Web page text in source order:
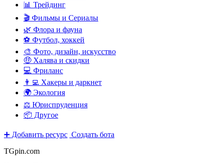
📊 Трейдинг
🎬 Фильмы и Сериалы
🌿 Флора и фауна
⚽ Футбол, хоккей
🎨 Фото, дизайн, искусство
🤑 Халява и скидки
💻 Фриланс
👨‍💻 Хакеры и даркнет
🌍 Экология
⚖️ Юриспруденция
📦 Другое
➕ Добавить ресурс Создать бота
TGpin.com